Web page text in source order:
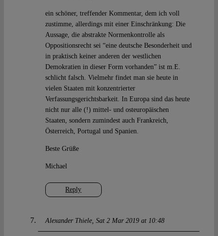
Reply
ein schöner, treffender Kommentar, dem ich voll
zustimme, allerdings mit einer Einschränkung: Die
Aussage, die abstrakte Normenkontrolle als
Oppositionsrecht sei “eine deutsche Besonderheit und
in praktisch keiner anderen der westlichen
Demokratien in dieser Form vorhanden” ist m.E.
schlicht falsch. Vielmehr findet man sie heute in
vielen Staaten mit konzentrierter
Verfassungsgerichtsbarkeit. In Europa sind das heute
nicht nur alle (!) mittel- und osteuropäischen
Staaten, sondern zumindest auch Frankreich,
Österreich, Portugal und Spanien.
Beste Grüße
Michael
Alexander Thiele Sat 2 Mar 2019 at 10:48